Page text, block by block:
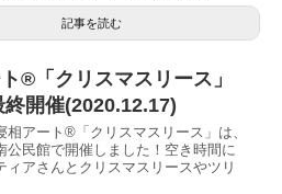
記事を読む
®︎「クリスマスリース」
開催(2020.12.17)
相アート®︎「クリスマスリース」は、
公民館で開催しました！空き時間に
ィアさんとクリスマスリースやツリ